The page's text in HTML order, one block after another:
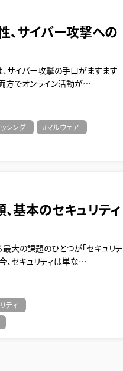
、サイバー攻撃への
サイバー攻撃の手口がますます
方でオンライン活動が…
シング
#マルウェア
基本のセキュリティ
大の課題のひとつが「セキュリテ
、セキュリティは単な…
ティ